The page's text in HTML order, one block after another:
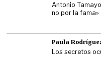
Antonio
no por la fama»
Paula
Los secretos